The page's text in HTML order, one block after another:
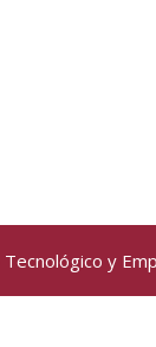
Tecnológico y